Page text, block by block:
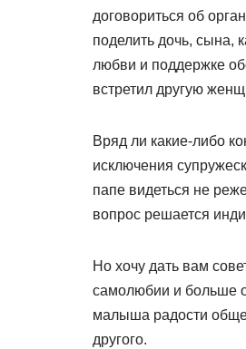
договориться об
поделить дочь, сына,
любви и поддержке
встретил другую
Вряд ли какие-либо
исключения
папе видеться не
вопрос решается
Но хочу дать вам
самолюбии и больше
малыша радости
другого.